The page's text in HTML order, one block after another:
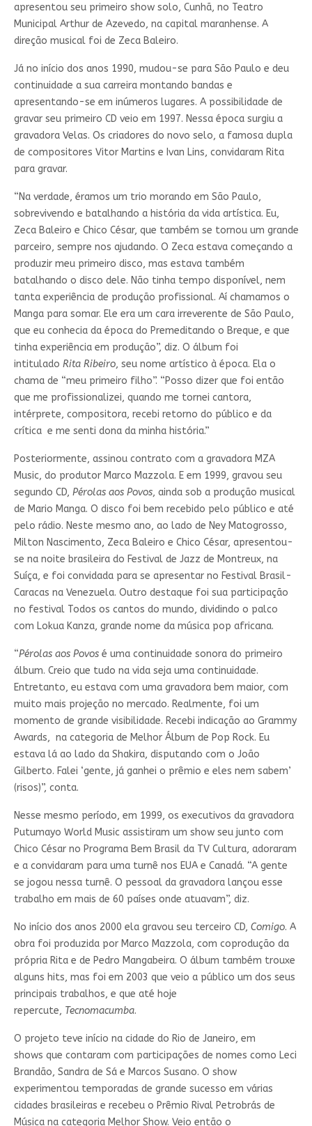
apresentou seu primeiro show solo, Cunhã, no Teatro
Municipal Arthur de Azevedo, na capital maranhense. A
direção musical foi de Zeca Baleiro.
Já no início dos anos 1990, mudou-se para São Paulo e deu
continuidade a sua carreira montando bandas e
apresentando-se em inúmeros lugares. A possibilidade de
gravar seu primeiro CD veio em 1997. Nessa época surgiu a
gravadora Velas. Os criadores do novo selo, a famosa dupla
de compositores Vitor Martins e Ivan Lins, convidaram Rita
para gravar.
“Na verdade, éramos um trio morando em São Paulo,
sobrevivendo e batalhando a história da vida artística. Eu,
Zeca Baleiro e Chico César, que também se tornou um grande
parceiro, sempre nos ajudando. O Zeca estava começando a
produzir meu primeiro disco, mas estava também
batalhando o disco dele. Não tinha tempo disponível, nem
tanta experiência de produção profissional. Aí chamamos o
Manga para somar. Ele era um cara irreverente de São Paulo,
que eu conhecia da época do Premeditando o Breque, e que
tinha experiência em produção”, diz. O álbum foi
intitulado Rita Ribeiro, seu nome artístico à época. Ela o
chama de “meu primeiro filho”. “Posso dizer que foi então
que me profissionalizei, quando me tornei cantora,
intérprete, compositora, recebi retorno do público e da
crítica e me senti dona da minha história.”
Posteriormente, assinou contrato com a gravadora MZA
Music, do produtor Marco Mazzola. E em 1999, gravou seu
segundo CD, Pérolas aos Povos, ainda sob a produção musical
de Mario Manga. O disco foi bem recebido pelo público e até
pelo rádio. Neste mesmo ano, ao lado de Ney Matogrosso,
Milton Nascimento, Zeca Baleiro e Chico César, apresentou-
se na noite brasileira do Festival de Jazz de Montreux, na
Suíça, e foi convidada para se apresentar no Festival Brasil-
Caracas na Venezuela. Outro destaque foi sua participação
no festival Todos os cantos do mundo, dividindo o palco
com Lokua Kanza, grande nome da música pop africana.
“Pérolas aos Povosé uma continuidade sonora do primeiro
álbum. Creio que tudo na vida seja uma continuidade.
Entretanto, eu estava com uma gravadora bem maior, com
muito mais projeção no mercado. Realmente, foi um
momento de grande visibilidade. Recebi indicação ao Grammy
Awards, na categoria de Melhor Álbum de Pop Rock. Eu
estava lá ao lado da Shakira, disputando com o João
Gilberto. Falei ‘gente, já ganhei o prêmio e eles nem sabem’
(risos)”, conta.
Nesse mesmo período, em 1999, os executivos da gravadora
Putumayo World Music assistiram um show seu junto com
Chico César no Programa Bem Brasil da TV Cultura, adoraram
e a convidaram para uma turnê nos EUA e Canadá. “A gente
se jogou nessa turnê. O pessoal da gravadora lançou esse
trabalho em mais de 60 países onde atuavam”, diz.
No início dos anos 2000 ela gravou seu terceiro CD, Comigo. A
obra foi produzida por Marco Mazzola, com coprodução da
própria Rita e de Pedro Mangabeira. O álbum também trouxe
alguns hits, mas foi em 2003 que veio a público um dos seus
principais trabalhos, e que até hoje
repercute, Tecnomacumba.
O projeto teve início na cidade do Rio de Janeiro, em
shows que contaram com participações de nomes como Leci
Brandão, Sandra de Sá e Marcos Susano. O show
experimentou temporadas de grande sucesso em várias
cidades brasileiras e recebeu o Prêmio Rival Petrobrás de
Música na categoria Melhor Show. Veio então o